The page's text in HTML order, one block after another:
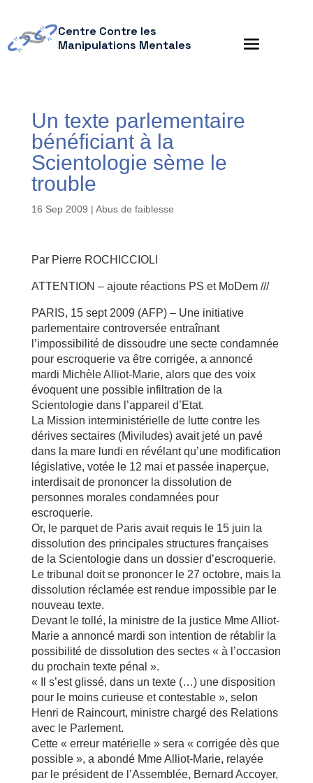
Centre Contre les
Manipulations Mentales
Un texte parlementaire
bénéficiant à la
Scientologie sème le
trouble
16 Sep 2009 | Abus de faiblesse
Par Pierre ROCHICCIOLI
ATTENTION – ajoute réactions PS et MoDem ///
PARIS, 15 sept 2009 (AFP) – Une initiative
parlementaire controversée entraînant
l’impossibilité de dissoudre une secte condamnée
pour escroquerie va être corrigée, a annoncé
mardi Michèle Alliot-Marie, alors que des voix
évoquent une possible infiltration de la
Scientologie dans l’appareil d’Etat.
La Mission interministérielle de lutte contre les
dérives sectaires (Miviludes) avait jeté un pavé
dans la mare lundi en révélant qu’une modification
législative, votée le 12 mai et passée inaperçue,
interdisait de prononcer la dissolution de
personnes morales condamnées pour
escroquerie.
Or, le parquet de Paris avait requis le 15 juin la
dissolution des principales structures françaises
de la Scientologie dans un dossier d’escroquerie.
Le tribunal doit se prononcer le 27 octobre, mais la
dissolution réclamée est rendue impossible par le
nouveau texte.
Devant le tollé, la ministre de la justice Mme Alliot-
Marie a annoncé mardi son intention de rétablir la
possibilité de dissolution des sectes « à l’occasion
du prochain texte pénal ».
« Il s’est glissé, dans un texte (…) une disposition
pour le moins curieuse et contestable », selon
Henri de Raincourt, ministre chargé des Relations
avec le Parlement.
Cette « erreur matérielle » sera « corrigée dès que
possible », a abondé Mme Alliot-Marie, relayée
par le président de l’Assemblée, Bernard Accoyer,